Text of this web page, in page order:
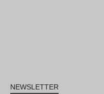
NEWSLETTER